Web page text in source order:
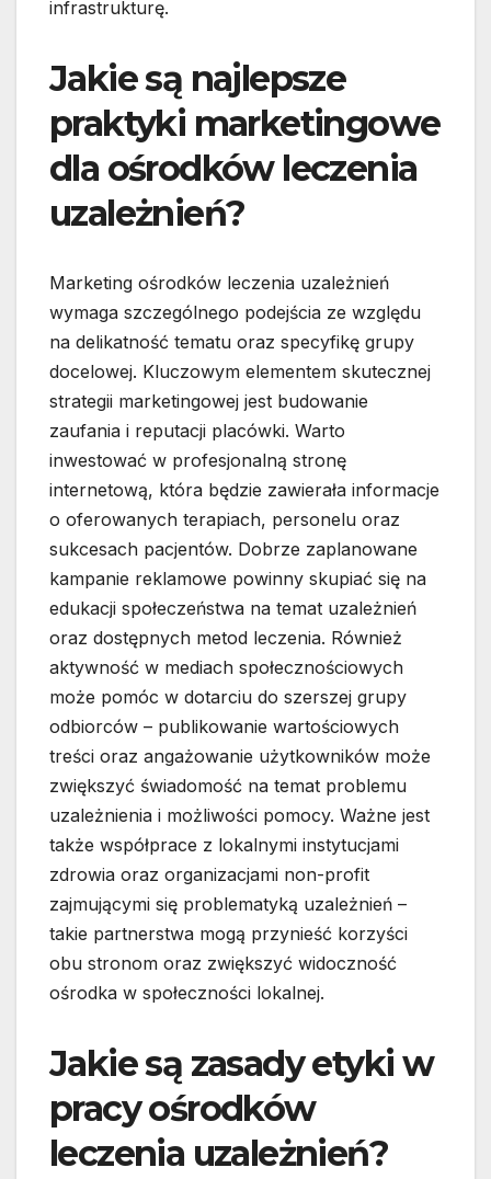
infrastrukturę.
Jakie są najlepsze
praktyki marketingowe
dla ośrodków leczenia
uzależnień?
Marketing ośrodków leczenia uzależnień
wymaga szczególnego podejścia ze względu
na delikatność tematu oraz specyfikę grupy
docelowej. Kluczowym elementem skutecznej
strategii marketingowej jest budowanie
zaufania i reputacji placówki. Warto
inwestować w profesjonalną stronę
internetową, która będzie zawierała informacje
o oferowanych terapiach, personelu oraz
sukcesach pacjentów. Dobrze zaplanowane
kampanie reklamowe powinny skupiać się na
edukacji społeczeństwa na temat uzależnień
oraz dostępnych metod leczenia. Również
aktywność w mediach społecznościowych
może pomóc w dotarciu do szerszej grupy
odbiorców – publikowanie wartościowych
treści oraz angażowanie użytkowników może
zwiększyć świadomość na temat problemu
uzależnienia i możliwości pomocy. Ważne jest
także współprace z lokalnymi instytucjami
zdrowia oraz organizacjami non-profit
zajmującymi się problematyką uzależnień –
takie partnerstwa mogą przynieść korzyści
obu stronom oraz zwiększyć widoczność
ośrodka w społeczności lokalnej.
Jakie są zasady etyki w
pracy ośrodków
leczenia uzależnień?